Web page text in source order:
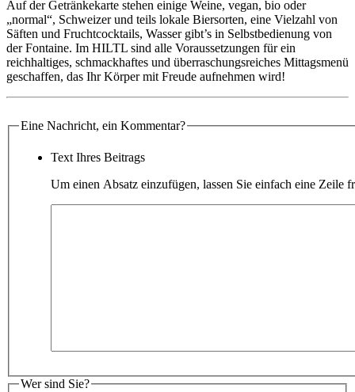
Auf der Getränkekarte stehen einige Weine, vegan, bio oder
„normal“, Schweizer und teils lokale Biersorten, eine Vielzahl von
Säften und Fruchtcocktails, Wasser gibt’s in Selbstbedienung von
der Fontaine. Im HILTL sind alle Voraussetzungen für ein
reichhaltiges, schmackhaftes und überraschungsreiches Mittagsmenü
geschaffen, das Ihr Körper mit Freude aufnehmen wird!
Eine Nachricht, ein Kommentar?
Text Ihres Beitrags
Um einen Absatz einzufügen, lassen Sie einfach eine Zeile
Wer sind Sie?